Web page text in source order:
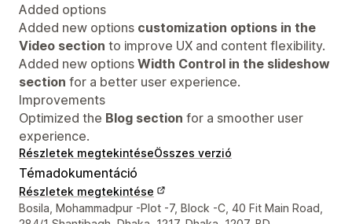
Added options
Added new options customization options in the
Video section to improve UX and content flexibility.
Added new options Width Control in the slideshow
section for a better user experience.
Improvements
Optimized the Blog section for a smoother user
experience.
Részletek megtekintéseÖsszes verzió
Témadokumentáció
Részletek megtekintése
Dizájner kapcsolattartási adatai
Bosila, Mohammadpur -Plot -7, Block -C, 40 Fit Main Road,